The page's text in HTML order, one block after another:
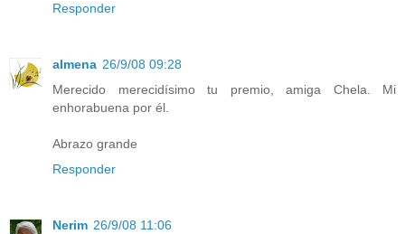
Responder
almena 26/9/08 09:28
Merecido merecidísimo tu premio, amiga Chela. Mi
enhorabuena por él.
Abrazo grande
Responder
Nerim 26/9/08 11:06